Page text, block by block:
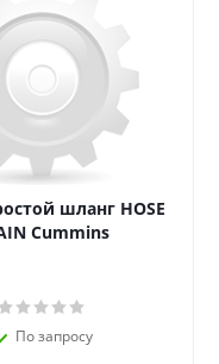
шланг HOSE
Cummins
По запросу